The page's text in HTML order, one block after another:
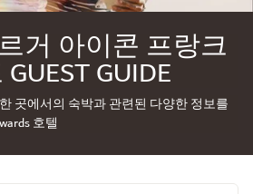
거 아이콘 프랑크
GUIDE
곳에서의 숙박과 관련된 다양한 정보를
호텔